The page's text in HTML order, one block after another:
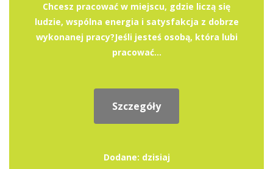
Chcesz pracować w miejscu, gdzie liczą się
ludzie, wspólna energia i satysfakcja z dobrze
wykonanej pracy?Jeśli jesteś osobą, która lubi
pracować...
Szczegóły
Dodane: dzisiaj